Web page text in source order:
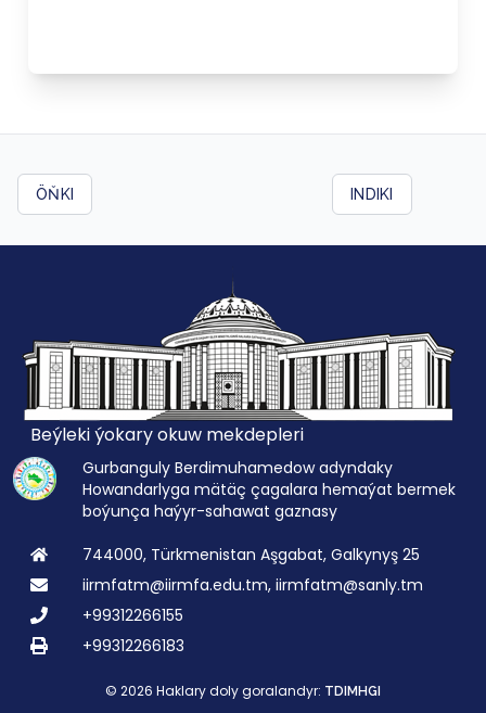
ÖŇKI INDIKI
Beýleki ýokary okuw mekdepleri
Gurbanguly Berdimuhamedow adyndaky
Howandarlyga mätäç çagalara hemaýat bermek
boýunça haýyr-sahawat gaznasy
744000, Türkmenistan Aşgabat, Galkynyş 25
iirmfatm@iirmfa.edu.tm, iirmfatm@sanly.tm
+99312266155
+99312266183
© 2026 Haklary doly goralandyr: TDIMHGI